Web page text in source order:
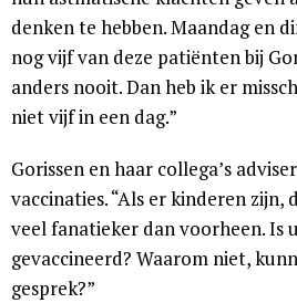
denken te hebben. Maandag en
nog vijf van deze patiënten bij
anders nooit. Dan heb ik er
niet vijf in een dag.”
Gorissen en haar collega’s
vaccinaties. “Als er kinderen zijn,
veel fanatieker dan voorheen. Is
gevaccineerd? Waarom niet,
gesprek?”